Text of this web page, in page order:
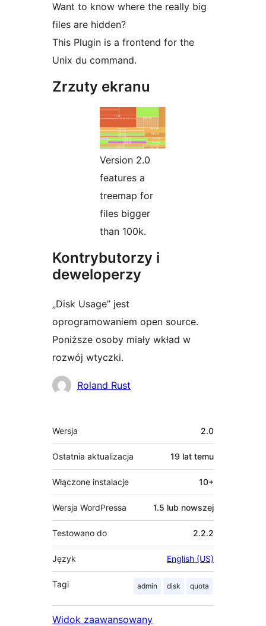
Want to know where the really big
files are hidden?
This Plugin is a frontend for the
Unix du command.
Zrzuty ekranu
Version 2.0
features a
treemap for
files bigger
than 100k.
Kontrybutorzy i
deweloperzy
„Disk Usage” jest
oprogramowaniem open source.
Poniższe osoby miały wkład w
rozwój wtyczki.
Zaangażowani
Roland Rust
Meta
Wersja 2.0
Ostatnia aktualizacja 19 lat temu
Włączone instalacje 10+
Wersja WordPressa 1.5 lub nowszej
Testowano do 2.2.2
Język English (US)
Tagi admin disk quota
Widok zaawansowany